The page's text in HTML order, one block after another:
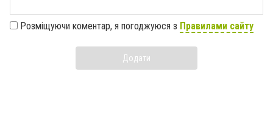
Розміщуючи коментар, я погоджуюся з Правилами сайту
Додати